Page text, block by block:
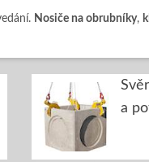
Nosiče na obrubníky,
a